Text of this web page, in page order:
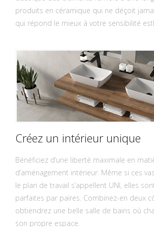
produits en céramique qui ne déçoit
qui répond le mieux à votre sensibilité
Créez un intérieur unique
Bénéficiez d’une liberté maximale en
d’aménagement intérieur. Même si ces
le plan de travail s’appellent UNI, elles
parfaites par paires. Combinez-en deux
obtiendrez une belle salle de bains où
son propre espace.